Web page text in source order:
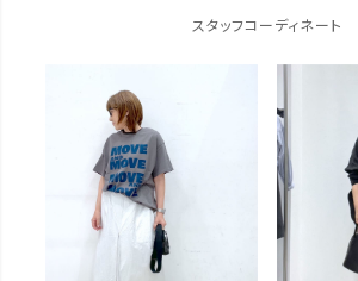
スタッフコーディネート